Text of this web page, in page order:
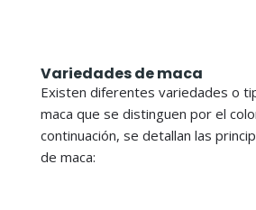
Variedades de maca
Existen diferentes variedades o
maca que se distinguen por el
continuación, se detallan las
de maca: